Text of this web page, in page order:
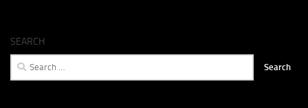
SEARCH
Search
for: